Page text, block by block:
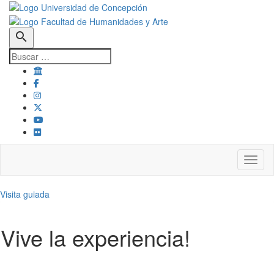
search
Visita guiada
Vive la experiencia!